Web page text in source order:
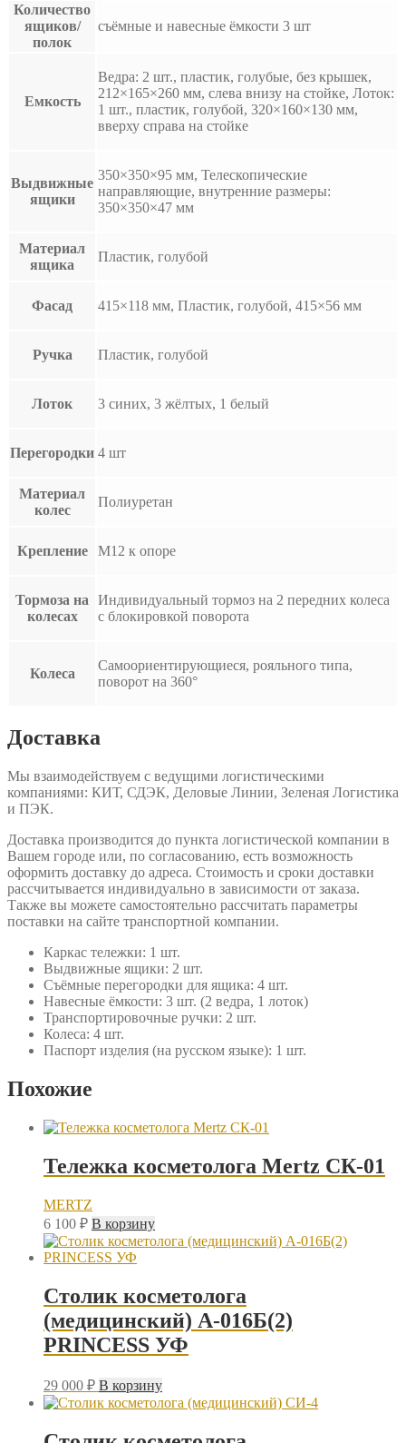
Количество
ящиков/
полок
съёмные и навесные ёмкости 3 шт
Емкость
Ведра: 2 шт., пластик, голубые, без крышек,
212×165×260 мм, слева внизу на стойке, Лоток:
1 шт., пластик, голубой, 320×160×130 мм,
вверху справа на стойке
Выдвижные
ящики
350×350×95 мм, Телескопические
направляющие, внутренние размеры:
350×350×47 мм
Материал
ящика
Пластик, голубой
Фасад 415×118 мм, Пластик, голубой, 415×56 мм
Ручка Пластик, голубой
Лоток 3 синих, 3 жёлтых, 1 белый
Перегородки 4 шт
Материал
колес
Полиуретан
Крепление М12 к опоре
Тормоза на
колесах
Индивидуальный тормоз на 2 передних колеса
с блокировкой поворота
Колеса
Самоориентирующиеся, рояльного типа,
поворот на 360°
Доставка
Мы взаимодействуем с ведущими логистическими
компаниями: КИТ, СДЭК, Деловые Линии, Зеленая Логистика
и ПЭК.
Доставка производится до пункта логистической компании в
Вашем городе или, по согласованию, есть возможность
оформить доставку до адреса. Стоимость и сроки доставки
рассчитывается индивидуально в зависимости от заказа.
Также вы можете самостоятельно рассчитать параметры
поставки на сайте транспортной компании.
Каркас тележки: 1 шт.
Выдвижные ящики: 2 шт.
Съёмные перегородки для ящика: 4 шт.
Навесные ёмкости: 3 шт. (2 ведра, 1 лоток)
Транспортировочные ручки: 2 шт.
Колеса: 4 шт.
Паспорт изделия (на русском языке): 1 шт.
Похожие
Тележка косметолога Mertz СК-01
MERTZ
6 100 ₽ В корзину
Столик косметолога
(медицинский) А-016Б(2)
PRINCESS УФ
29 000 ₽ В корзину